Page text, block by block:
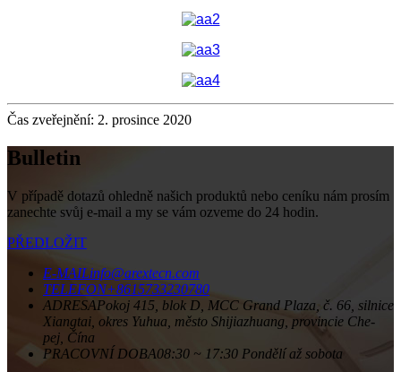
Čas zveřejnění: 2. prosince 2020
Bulletin
V případě dotazů ohledně našich produktů nebo ceníku nám prosím
zanechte svůj e-mail a my se vám ozveme do 24 hodin.
PŘEDLOŽIT
E-MAILinfo@arextecn.com
TELEFON+8615733230780
ADRESAPokoj 415, blok D, MCC Grand Plaza, č. 66, silnice
Xiangtai, okres Yuhua, město Shijiazhuang, provincie Che-
pej, Čína
PRACOVNÍ DOBA08:30 ~ 17:30 Pondělí až sobota